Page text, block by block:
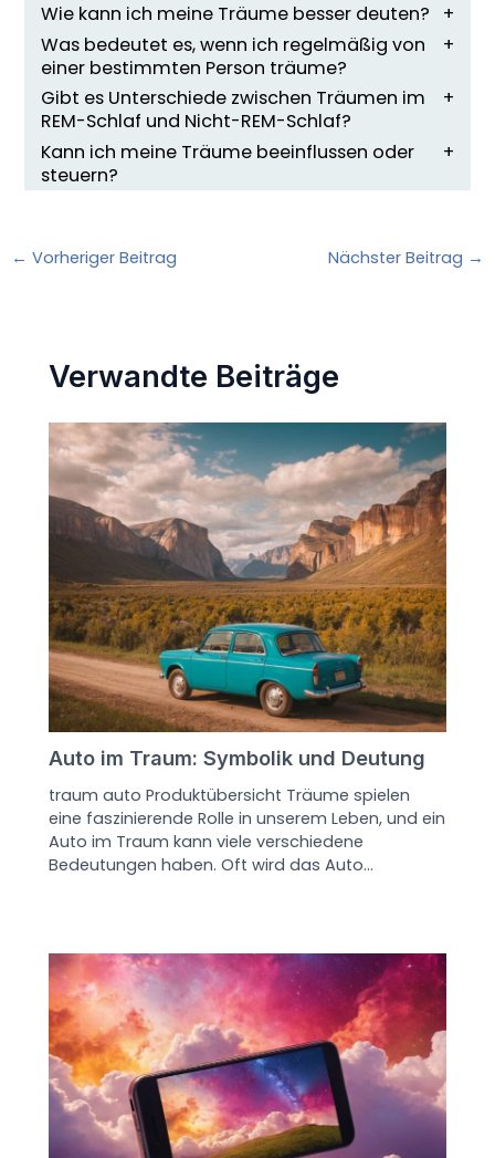
Wie kann ich meine Träume besser deuten?
Was bedeutet es, wenn ich regelmäßig von
einer bestimmten Person träume?
Gibt es Unterschiede zwischen Träumen im
REM-Schlaf und Nicht-REM-Schlaf?
Kann ich meine Träume beeinflussen oder
steuern?
← Vorheriger Beitrag Nächster Beitrag →
Verwandte Beiträge
Auto im Traum: Symbolik und Deutung
traum auto Produktübersicht Träume spielen
eine faszinierende Rolle in unserem Leben, und ein
Auto im Traum kann viele verschiedene
Bedeutungen haben. Oft wird das Auto…